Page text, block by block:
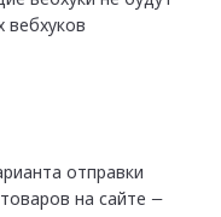
вебхуков
отправки
товаров на сайте —